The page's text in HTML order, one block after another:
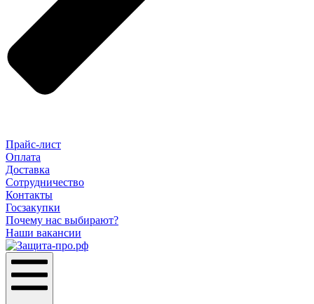
Прайс-лист
Оплата
Доставка
Сотрудничество
Контакты
Госзакупки
Почему нас выбирают?
Наши вакансии